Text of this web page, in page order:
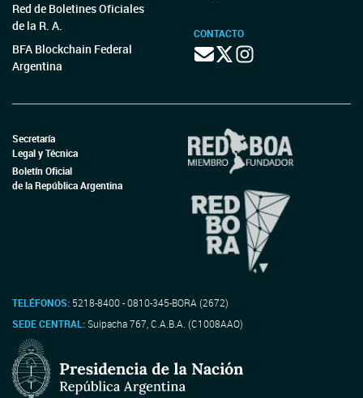
Red de Boletines Oficiales
de la R. A.
BFA Blockchain Federal
Argentina
CONTACTO
Secretaría
Legal y Técnica
Boletín Oficial
de la República Argentina
TELÉFONOS: 5218-8400 - 0810-345-BORA (2672)
SEDE CENTRAL:Suipacha 767, C.A.B.A. (C1008AAO)